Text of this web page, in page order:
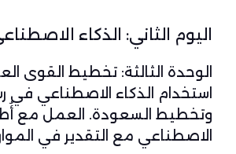
اليوم الثاني: الذكاء
الوحدة الثالثة: تخطيط القوى
استخدام الذكاء الاصطناعي في
وتخطيط السعودة. العمل مع أُطر
الاصطناعي مع التقدير في